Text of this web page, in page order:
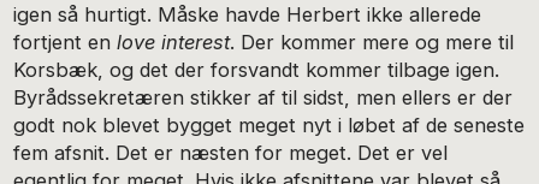
igen så hurtigt. Måske havde Herbert ikke allerede
fortjent enlove interest. Der kommer mere og mere til
Korsbæk, og det der forsvandt kommer tilbage igen.
Byrådssekretæren stikker af til sidst, men ellers er der
godt nok blevet bygget meget nyt i løbet af de seneste
fem afsnit. Det er næsten for meget. Det er vel